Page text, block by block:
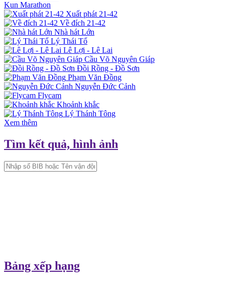
Kun Marathon
Xuất phát 21-42
Về đích 21-42
Nhà hát Lớn
Lý Thái Tổ
Lê Lợi - Lê Lai
Cầu Võ Nguyên Giáp
Đồi Rồng - Đồ Sơn
Phạm Văn Đồng
Nguyễn Đức Cảnh
Flycam
Khoảnh khắc
Lý Thánh Tông
Xem thêm
Tìm kết quả, hình ảnh
Bảng xếp hạng